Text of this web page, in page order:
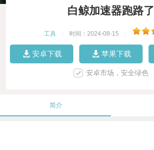
白鲸加速器跑路了
工具 时间：2024-08-15
安卓下载 苹果下载
安卓市场，安全绿色
简介